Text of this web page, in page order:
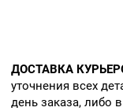
ДОСТАВКА
уточнения всех
день заказа, либо